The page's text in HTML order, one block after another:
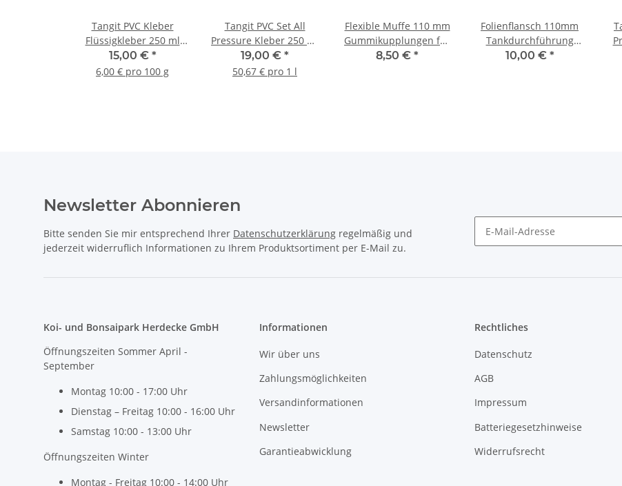
Tangit PVC Kleber
Flüssigkleber 250 ml
Hart-PVC Wasserfest
15,00 € *
6,00 € pro 100 g
Tangit PVC Set All
Pressure Kleber 250 ml
& Reiniger 125 ml
19,00 € *
50,67 € pro 1 l
Flexible Muffe 110 mm
Gummikupplungen für
PVC Rohre
8,50 € *
Folienflansch 110mm
Tankdurchführung
Durchführung
10,00 € *
Newsletter Abonnieren
Bitte senden Sie mir entsprechend Ihrer Datenschutzerklärung regelmäßig und
jederzeit widerruflich Informationen zu Ihrem Produktsortiment per E-Mail zu.
Koi- und Bonsaipark Herdecke GmbH
Öffnungszeiten Sommer April -
September
Montag 10:00 - 17:00 Uhr
Dienstag – Freitag 10:00 - 16:00 Uhr
Samstag 10:00 - 13:00 Uhr
Öffnungszeiten Winter
Montag - Freitag 10:00 - 14:00 Uhr
Informationen
Wir über uns
Zahlungsmöglichkeiten
Versandinformationen
Newsletter
Garantieabwicklung
Rechtliches
Datenschutz
AGB
Impressum
Batteriegesetzhinweise
Widerrufsrecht